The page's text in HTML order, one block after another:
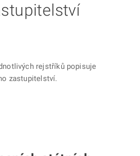
rejstříků popisuje
zastupitelství.